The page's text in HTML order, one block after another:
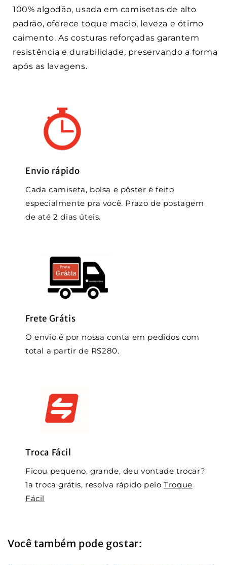
100% algodão, usada em camisetas de alto
padrão, oferece toque macio, leveza e ótimo
caimento. As costuras reforçadas garantem
resistência e durabilidade, preservando a forma
após as lavagens.
Envio rápido
Cada camiseta, bolsa e pôster é feito
especialmente pra você. Prazo de postagem
de até 2 dias úteis.
Frete Grátis
O envio é por nossa conta em pedidos com
total a partir de R$280.
Troca Fácil
Ficou pequeno, grande, deu vontade trocar?
1a troca grátis, resolva rápido peloTroque
Fácil
Você também pode gostar: